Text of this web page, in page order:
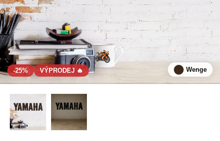
-25% VÝPRODEJ 🔥 Wenge